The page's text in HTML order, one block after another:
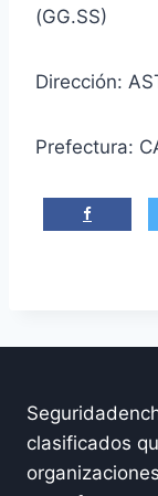
(GG.SS)
Dirección:
Prefectura:
clasificados